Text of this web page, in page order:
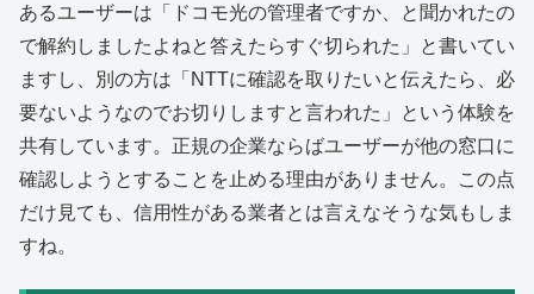
あるユーザーは「ドコモ光の管理者ですか、と聞かれたの
で解約しましたよねと答えたらすぐ切られた」と書いてい
ますし、別の方は「NTTに確認を取りたいと伝えたら、必
要ないようなのでお切りしますと言われた」という体験を
共有しています。正規の企業ならばユーザーが他の窓口に
確認しようとすることを止める理由がありません。この点
だけ見ても、信用性がある業者とは言えなそうな気もしま
すね。